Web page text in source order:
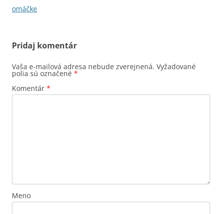
článkami
omáčke
Pridaj komentár
Vaša e-mailová adresa nebude zverejnená. Vyžadované
polia sú označené *
Komentár *
Meno